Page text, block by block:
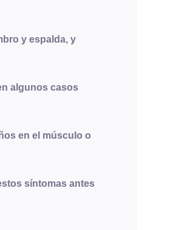
y espalda, y
algunos casos
en el músculo o
síntomas antes